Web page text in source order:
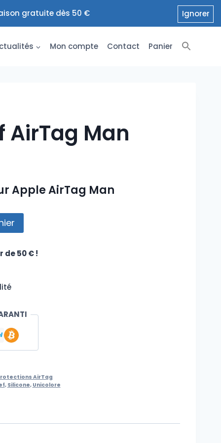
gratuite dès 50 € Ignorer
Mon compte Contact Panier
Man
Apple AirTag Man
de 50 € !
AirTag
, Silicone, Unicolore